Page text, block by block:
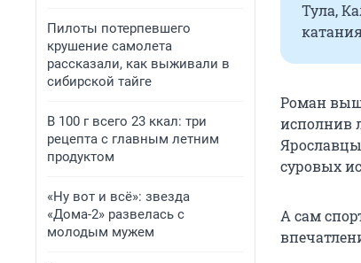
Пилоты потерпевшего
крушение самолета
рассказали, как выживали в
сибирской тайге
В 100 г всего 23 ккал: три
рецепта с главным летним
продуктом
«Ну вот и всё»: звезда
«Дома-2» развелась с
молодым мужем
Тула,
Роман
исполнив
суровых
А сам